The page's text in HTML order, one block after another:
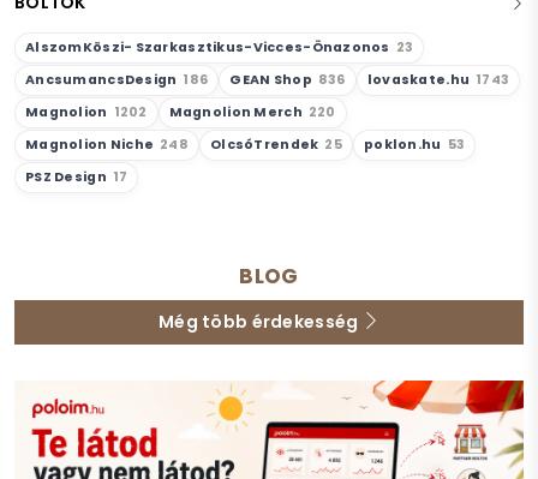
AlszomKöszi- Szarkasztikus-Vicces-Önazonos 23
AncsumancsDesign 186 GEAN Shop 836 lovaskate.hu 1743
Magnolion 1202 Magnolion Merch 220
Magnolion Niche 248 OlcsóTrendek 25 poklon.hu 53
PSZ Design 17
BLOG
Még több érdekesség